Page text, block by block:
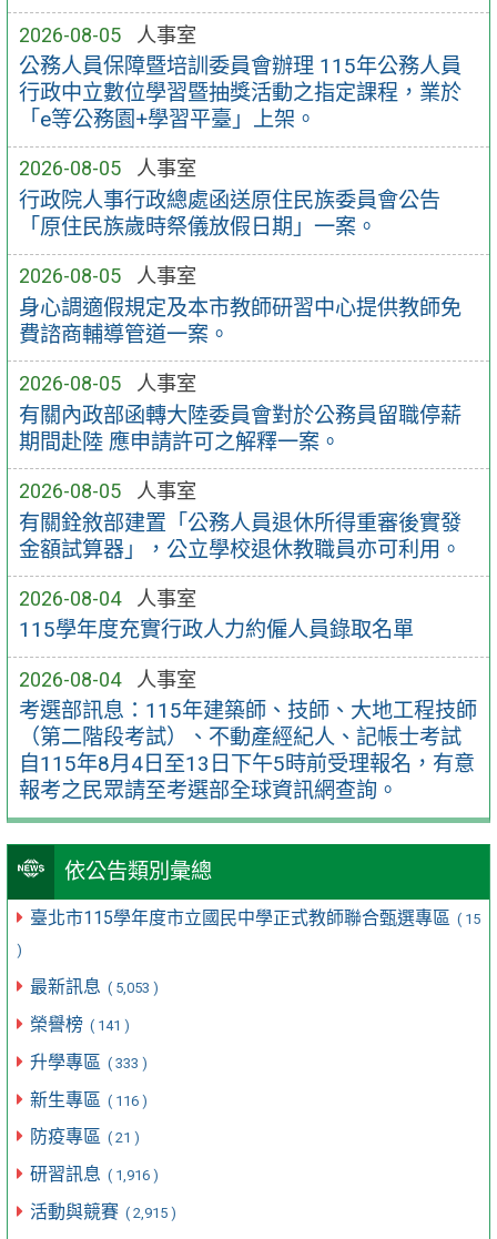
2026-08-05 人事室
公務人員保障暨培訓委員會辦理 115年公務人員
行政中立數位學習暨抽獎活動之指定課程，業於
「e等公務園+學習平臺」上架。
2026-08-05 人事室
行政院人事行政總處函送原住民族委員會公告
「原住民族歲時祭儀放假日期」一案。
2026-08-05 人事室
身心調適假規定及本市教師研習中心提供教師免
費諮商輔導管道一案。
2026-08-05 人事室
有關內政部函轉大陸委員會對於公務員留職停薪
期間赴陸 應申請許可之解釋一案。
2026-08-05 人事室
有關銓敘部建置「公務人員退休所得重審後實發
金額試算器」，公立學校退休教職員亦可利用。
2026-08-04 人事室
115學年度充實行政人力約僱人員錄取名單
2026-08-04 人事室
考選部訊息：115年建築師、技師、大地工程技師
（第二階段考試）、不動產經紀人、記帳士考試
自115年8月4日至13日下午5時前受理報名，有意
報考之民眾請至考選部全球資訊網查詢。
依公告類別彙總
臺北市115學年度市立國民中學正式教師聯合甄選專區 ( 15
)
最新訊息 ( 5,053 )
榮譽榜 ( 141 )
升學專區 ( 333 )
新生專區 ( 116 )
防疫專區 ( 21 )
研習訊息 ( 1,916 )
活動與競賽 ( 2,915 )